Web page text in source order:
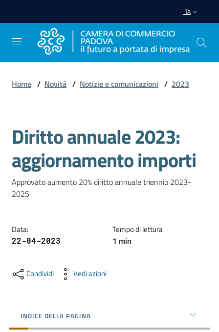
ITA
Impresa
e
territorio
Tutelare
Consumatore
Home / Novità / Notizie e comunicazioni / 2023
Salta al contenuto
Diritto annuale 2023:
aggiornamento importi
Approvato aumento 20% diritto annuale triennio 2023-
2025
Data:
22-04-2023
Tempo di lettura
1 min
Condividi Vedi azioni
INDICE DELLA PAGINA